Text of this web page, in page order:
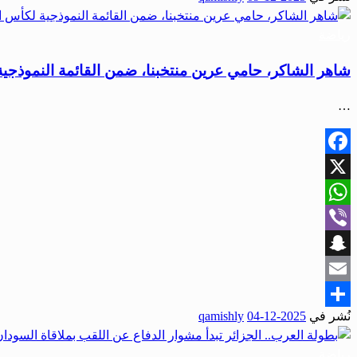
شاهر الشاكر، حامي عرين منتخبنا، ضمن القائمة
…
Facebook
X
WhatsApp
Viber
Snapchat
Email
Share
نُشر في 2025-12-04
qamishly